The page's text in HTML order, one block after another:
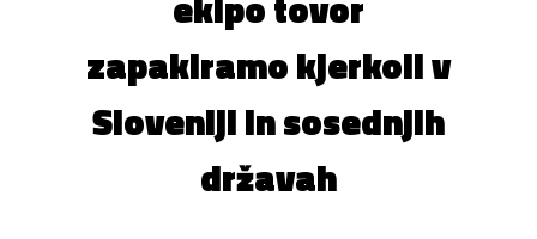
zapakiramo kjerkoli v
Sloveniji in sosednjih
državah